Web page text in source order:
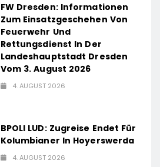
FW Dresden: Informationen
Zum Einsatzgeschehen Von
Feuerwehr Und
Rettungsdienst In Der
Landeshauptstadt Dresden
Vom 3. August 2026
4. AUGUST 2026
BPOLI LUD: Zugreise Endet Für
Kolumbianer In Hoyerswerda
4. AUGUST 2026